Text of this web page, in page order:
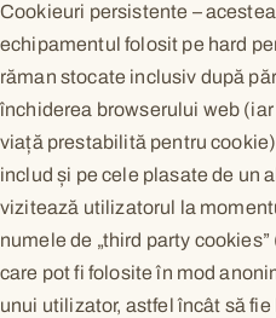
Cookieuri persistente –
echipamentul folosit pe hard
răman stocate inclusiv după
închiderea browserului web
viață prestabilită pentru
includ și pe cele plasate de un
vizitează utilizatorul la
numele de „third party
care pot fi folosite în mod
unui utilizator, astfel încât să